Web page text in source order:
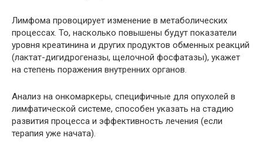
Лимфома провоцирует изменение в метаболических
процессах. То, насколько повышены будут показатели
уровня креатинина и других продуктов обменных реакций
(лактат-дигидрогеназы, щелочной фосфатазы), укажет
на степень поражения внутренних органов.
Анализ на онкомаркеры, специфичные для опухолей в
лимфатической системе, способен указать на стадию
развития процесса и эффективность лечения (если
терапия уже начата).